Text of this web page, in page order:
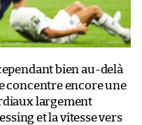
bien au-delà
concentre encore une
largement
et la vitesse vers